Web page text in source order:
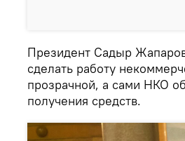
Президент Садыр
сделать работу
прозрачной, а сами НКО
получения средств.